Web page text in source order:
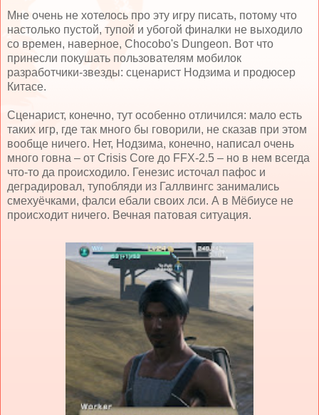
Мне очень не хотелось про эту игру писать, потому что
настолько пустой, тупой и убогой финалки не выходило
со времен, наверное, Chocobo's Dungeon. Вот что
принесли покушать пользователям мобилок
разработчики-звезды: сценарист Нодзима и продюсер
Китасе.
Сценарист, конечно, тут особенно отличился: мало есть
таких игр, где так много бы говорили, не сказав при этом
вообще ничего. Нет, Нодзима, конечно, написал очень
много говна – от Crisis Core до FFX-2.5 – но в нем всегда
что-то да происходило. Генезис источал пафос и
деградировал, тупобляди из Галлвингс занимались
смехуёчками, фалси ебали своих лси. А в Мёбиусе не
происходит ничего. Вечная патовая ситуация.